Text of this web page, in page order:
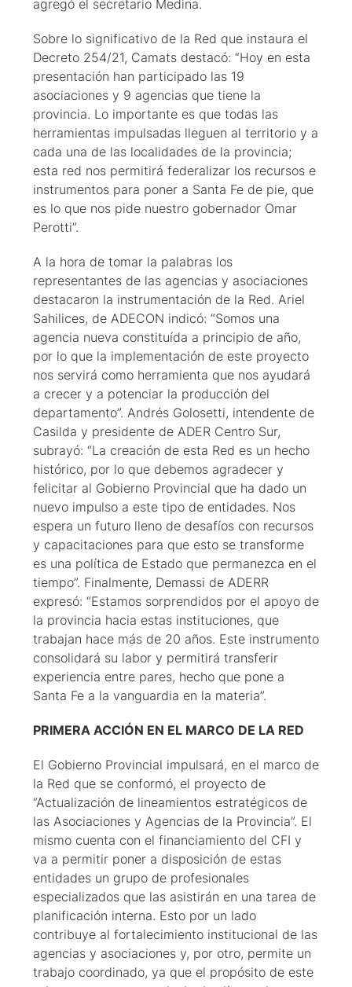
agregó el secretario Medina.
Sobre lo significativo de la Red que instaura el
Decreto 254/21, Camats destacó: “Hoy en esta
presentación han participado las 19
asociaciones y 9 agencias que tiene la
provincia. Lo importante es que todas las
herramientas impulsadas lleguen al territorio y a
cada una de las localidades de la provincia;
esta red nos permitirá federalizar los recursos e
instrumentos para poner a Santa Fe de pie, que
es lo que nos pide nuestro gobernador Omar
Perotti”.
A la hora de tomar la palabras los
representantes de las agencias y asociaciones
destacaron la instrumentación de la Red. Ariel
Sahilices, de ADECON indicó: “Somos una
agencia nueva constituída a principio de año,
por lo que la implementación de este proyecto
nos servirá como herramienta que nos ayudará
a crecer y a potenciar la producción del
departamento”. Andrés Golosetti, intendente de
Casilda y presidente de ADER Centro Sur,
subrayó: “La creación de esta Red es un hecho
histórico, por lo que debemos agradecer y
felicitar al Gobierno Provincial que ha dado un
nuevo impulso a este tipo de entidades. Nos
espera un futuro lleno de desafíos con recursos
y capacitaciones para que esto se transforme
es una política de Estado que permanezca en el
tiempo”. Finalmente, Demassi de ADERR
expresó: “Estamos sorprendidos por el apoyo de
la provincia hacia estas instituciones, que
trabajan hace más de 20 años. Este instrumento
consolidará su labor y permitirá transferir
experiencia entre pares, hecho que pone a
Santa Fe a la vanguardia en la materia”.
PRIMERA ACCIÓN EN EL MARCO DE LA RED
El Gobierno Provincial impulsará, en el marco de
la Red que se conformó, el proyecto de
“Actualización de lineamientos estratégicos de
las Asociaciones y Agencias de la Provincia”. El
mismo cuenta con el financiamiento del CFI y
va a permitir poner a disposición de estas
entidades un grupo de profesionales
especializados que las asistirán en una tarea de
planificación interna. Esto por un lado
contribuye al fortalecimiento institucional de las
agencias y asociaciones y, por otro, permite un
trabajo coordinado, ya que el propósito de este